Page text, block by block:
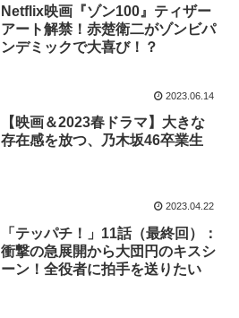
Netflix映画『ゾン100』ティザー
アート解禁！赤楚衛二がゾンビパ
ンデミックで大喜び！？
2023.06.14
【映画＆2023春ドラマ】大きな
存在感を放つ、乃木坂46卒業生
2023.04.22
「テッパチ！」11話（最終回）：
衝撃の急展開から大団円のキスシ
ーン！全役者に拍手を送りたい